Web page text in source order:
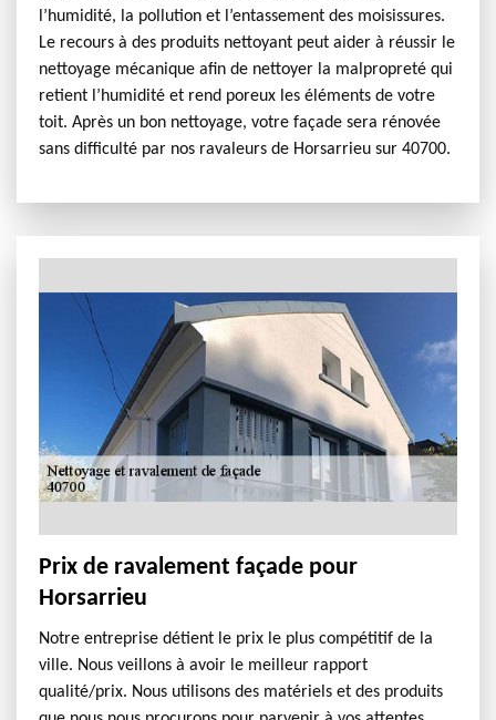
l’humidité, la pollution et l’entassement des moisissures.
Le recours à des produits nettoyant peut aider à réussir le
nettoyage mécanique afin de nettoyer la malpropreté qui
retient l’humidité et rend poreux les éléments de votre
toit. Après un bon nettoyage, votre façade sera rénovée
sans difficulté par nos ravaleurs de Horsarrieu sur 40700.
Prix de ravalement façade pour
Horsarrieu
Notre entreprise détient le prix le plus compétitif de la
ville. Nous veillons à avoir le meilleur rapport
qualité/prix. Nous utilisons des matériels et des produits